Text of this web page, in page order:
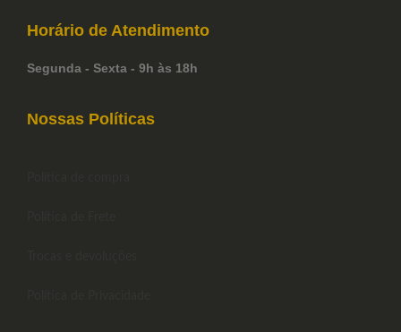
Horário de Atendimento
Segunda - Sexta - 9h às 18h
Nossas Políticas